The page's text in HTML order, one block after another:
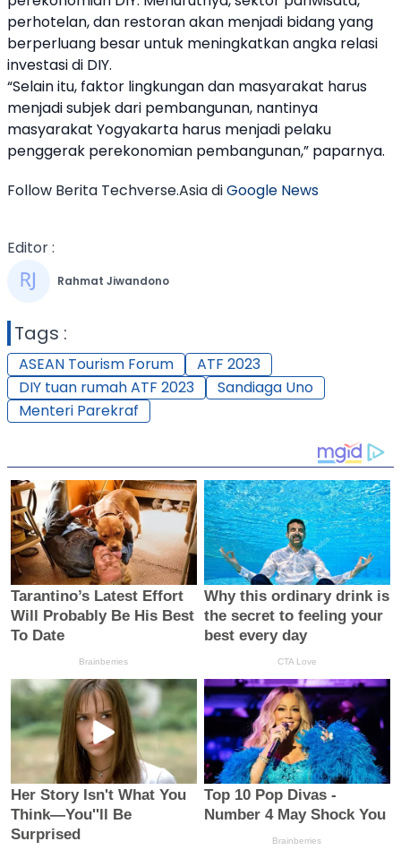
perhotelan, dan restoran akan menjadi bidang yang
berperluang besar untuk meningkatkan angka relasi
investasi di DIY.
“Selain itu, faktor lingkungan dan masyarakat harus
menjadi subjek dari pembangunan, nantinya
masyarakat Yogyakarta harus menjadi pelaku
penggerak perekonomian pembangunan,” paparnya.
Follow Berita Techverse.Asia diGoogle News
Editor :
Rahmat Jiwandono
Tags :
ASEAN Tourism Forum
ATF 2023
DIY tuan rumah ATF 2023
Sandiaga Uno
Menteri Parekraf